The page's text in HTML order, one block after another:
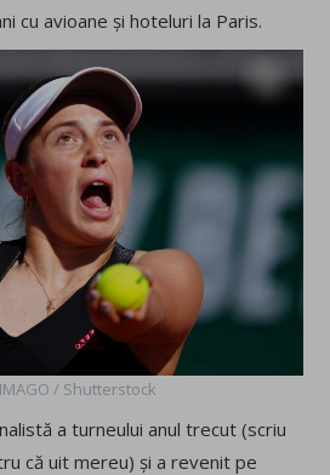
cu avioane și hoteluri la Paris.
/ Shutterstock
a turneului anul trecut (scriu
că uit mereu) și a revenit pe